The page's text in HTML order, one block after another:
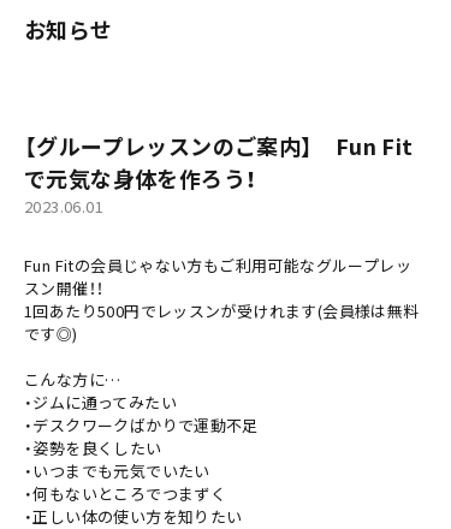
お知らせ
【グループレッスンのご案内】 Fun Fit
で元気な身体を作ろう！
2023.06.01
Fun Fitの会員じゃない方もご利用可能なグループレッ
スン開催！！
1回あたり500円でレッスンが受けれます(会員様は無料
です◎)
こんな方に…
・ジムに通ってみたい
・デスクワークばかりで運動不足
・姿勢を良くしたい
・いつまでも元気でいたい
・何もないところでつまずく
・正しい体の使い方を知りたい